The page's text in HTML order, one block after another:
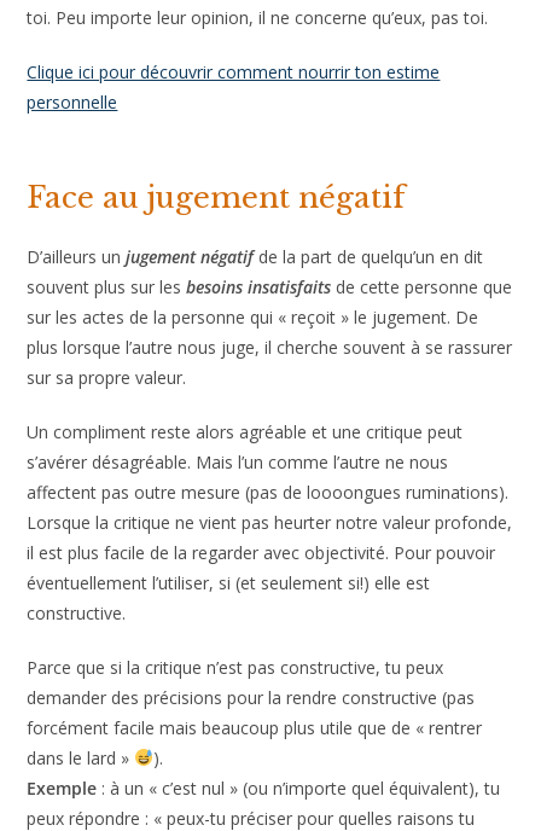
toi. Peu importe leur opinion, il ne concerne qu’eux, pas toi.
Clique ici pour découvrir comment nourrir ton estime
personnelle
Face au jugement négatif
D’ailleurs unjugement négatifde la part de quelqu’un en dit
souvent plus sur lesbesoins insatisfaits de cette personne que
sur les actes de la personne qui « reçoit » le jugement. De
plus lorsque l’autre nous juge, il cherche souvent à se rassurer
sur sa propre valeur.
Un compliment reste alors agréable et une critique peut
s’avérer désagréable. Mais l’un comme l’autre ne nous
affectent pas outre mesure (pas de loooongues ruminations).
Lorsque la critique ne vient pas heurter notre valeur profonde,
il est plus facile de la regarder avec objectivité. Pour pouvoir
éventuellement l’utiliser, si (et seulement si!) elle est
constructive.
Parce que si la critique n’est pas constructive, tu peux
demander des précisions pour la rendre constructive (pas
forcément facile mais beaucoup plus utile que de « rentrer
dans le lard »
).
Exemple : à un « c’est nul » (ou n’importe quel équivalent), tu
peux répondre : « peux-tu préciser pour quelles raisons tu